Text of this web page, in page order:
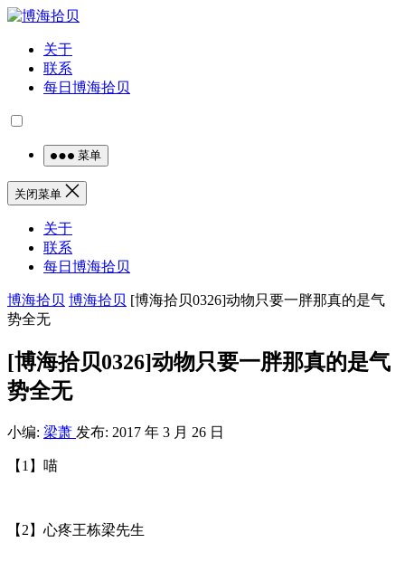
关于
联系
每日博海拾贝
菜单
关闭菜单
关于
联系
每日博海拾贝
博海拾贝 博海拾贝 [博海拾贝0326]动物只要一胖那真的是气
势全无
[博海拾贝0326]动物只要一胖那真的是气
势全无
小编: 梁萧 发布: 2017 年 3 月 26 日
【1】喵
【2】心疼王栋梁先生